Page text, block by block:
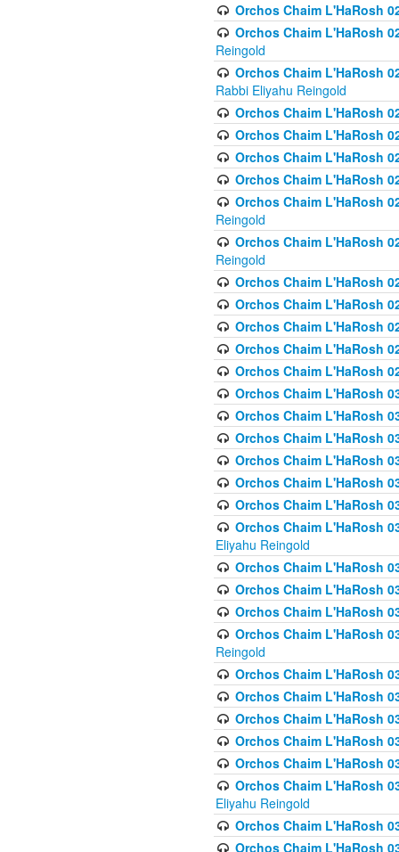
Orchos Chaim L'HaRosh
Orchos Chaim L'HaRosh
Reingold
Orchos Chaim L'HaRosh
Rabbi Eliyahu Reingold
Orchos Chaim L'HaRosh
Orchos Chaim L'HaRosh
Orchos Chaim L'HaRosh
Orchos Chaim L'HaRosh
Orchos Chaim L'HaRosh
Reingold
Orchos Chaim L'HaRosh
Reingold
Orchos Chaim L'HaRosh
Orchos Chaim L'HaRosh
Orchos Chaim L'HaRosh
Orchos Chaim L'HaRosh
Orchos Chaim L'HaRosh
Orchos Chaim L'HaRosh
Orchos Chaim L'HaRosh
Orchos Chaim L'HaRosh
Orchos Chaim L'HaRosh
Orchos Chaim L'HaRosh
Orchos Chaim L'HaRosh
Orchos Chaim L'HaRosh
Eliyahu Reingold
Orchos Chaim L'HaRosh
Orchos Chaim L'HaRosh
Orchos Chaim L'HaRosh
Orchos Chaim L'HaRosh
Reingold
Orchos Chaim L'HaRosh
Orchos Chaim L'HaRosh
Orchos Chaim L'HaRosh
Orchos Chaim L'HaRosh
Orchos Chaim L'HaRosh
Orchos Chaim L'HaRosh
Eliyahu Reingold
Orchos Chaim L'HaRosh
Orchos Chaim L'HaRosh